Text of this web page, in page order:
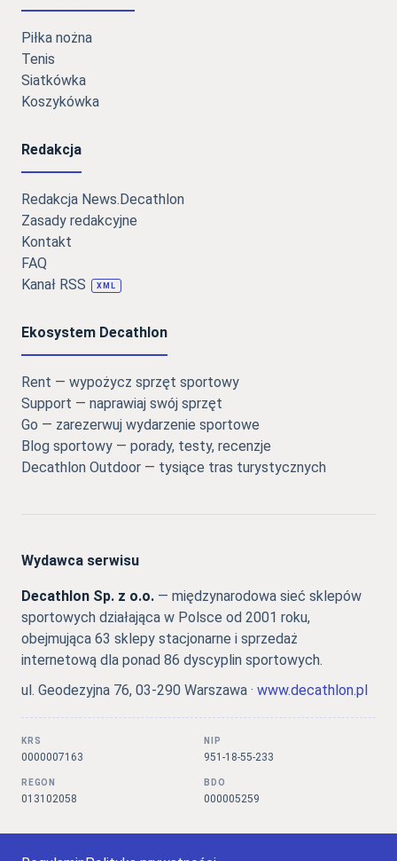
Piłka nożna
Tenis
Siatkówka
Koszykówka
Redakcja
Redakcja News.Decathlon
Zasady redakcyjne
Kontakt
FAQ
Kanał RSS
XML
Ekosystem Decathlon
Rent — wypożycz sprzęt sportowy
Support — naprawiaj swój sprzęt
Go — zarezerwuj wydarzenie sportowe
Blog sportowy — porady, testy, recenzje
Decathlon Outdoor — tysiące tras turystycznych
Wydawca serwisu
Decathlon Sp. z o.o. — międzynarodowa sieć sklepów
sportowych działająca w Polsce od 2001 roku,
obejmująca 63 sklepy stacjonarne i sprzedaż
internetową dla ponad 86 dyscyplin sportowych.
ul. Geodezyjna 76, 03-290 Warszawa · www.decathlon.pl
KRS
0000007163
NIP
951-18-55-233
REGON
013102058
BDO
000005259